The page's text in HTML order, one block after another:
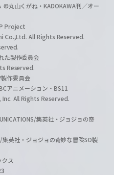
丸山くがね・KADOKAWA刊／オー
Project
Co.,Ltd. All Rights Reserved.
た製作委員会
Reserved.
作委員会
アニメーション・BS11
All Rights Reserved.
集英社・ジョジョの奇
集英社・ジョジョの奇妙な冒険SO製
ス